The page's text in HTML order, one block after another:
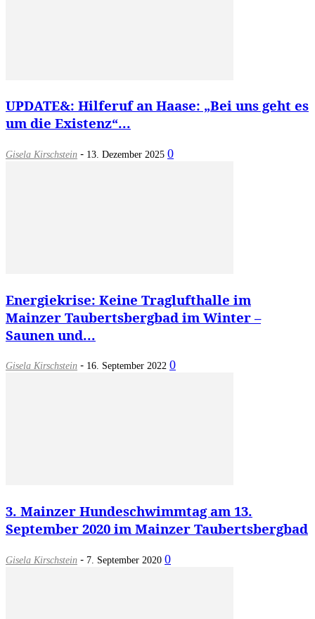
UPDATE&: Hilferuf an Haase: „Bei uns geht es
um die Existenz“...
Gisela Kirschstein - 13. Dezember 2025 0
Energiekrise: Keine Traglufthalle im
Mainzer Taubertsbergbad im Winter –
Saunen und...
Gisela Kirschstein - 16. September 2022 0
3. Mainzer Hundeschwimmtag am 13.
September 2020 im Mainzer Taubertsbergbad
Gisela Kirschstein - 7. September 2020 0